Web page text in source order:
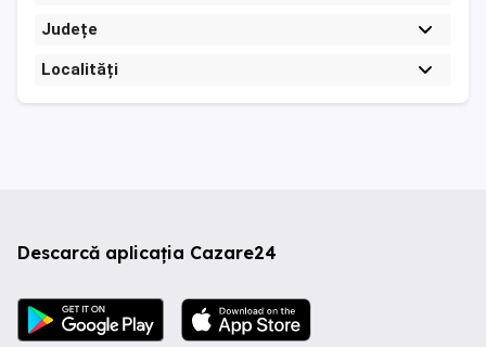
Județe
Localități
Descarcă aplicația Cazare24